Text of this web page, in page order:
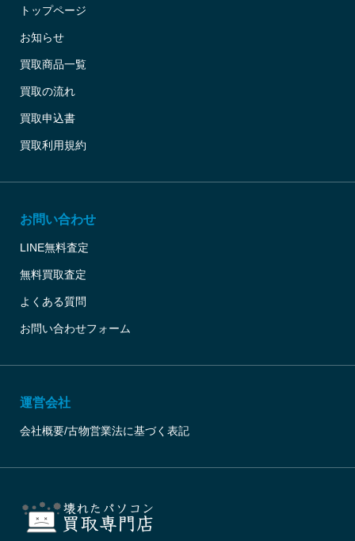
トップページ
お知らせ
買取商品一覧
買取の流れ
買取申込書
買取利用規約
お問い合わせ
LINE無料査定
無料買取査定
よくある質問
お問い合わせフォーム
運営会社
会社概要/古物営業法に基づく表記